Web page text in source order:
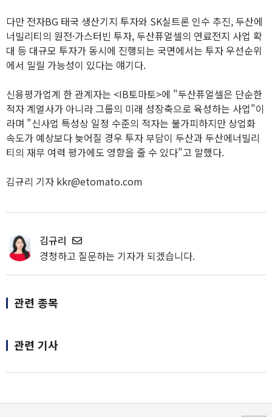
다만 전자BG 태국 생산기지 투자와 SK실트론 인수 추진, 두산에
너빌리티의 원전·가스터빈 투자, 두산퓨얼셀의 연료전지 사업 확
대 등 대규모 투자가 동시에 진행되는 국면에서는 투자 우선순위
에서 밀릴 가능성이 있다는 얘기다.
신용평가업계 한 관계자는 <IB토마토>에 "두산퓨얼셀은 단순한
적자 계열사가 아니라 그룹의 미래 성장축으로 육성하는 사업"이
라며 "신사업 특성상 일정 수준의 적자는 불가피하지만 상업화
속도가 예상보다 늦어질 경우 투자 부담이 두산과 두산에너빌리
티의 재무 여력 평가에도 영향을 줄 수 있다"고 말했다.
김규리 기자 kkr@etomato.com
김규리
경청하고 질문하는 기자가 되겠습니다.
관련 종목
관련 기사